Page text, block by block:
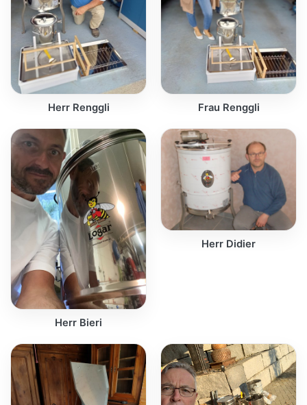
Herr Renggli Frau Renggli
Herr Bieri
Herr Didier